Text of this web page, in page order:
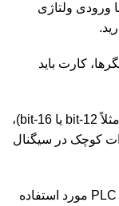
ورودی ولتاژی
کارت باید
: دقت بر حسب بیت (مثلاً 12-bit یا 16-bit)،
کوچک در سیگنال
: کارت باید با برند و مدل PLC مورد استفاده